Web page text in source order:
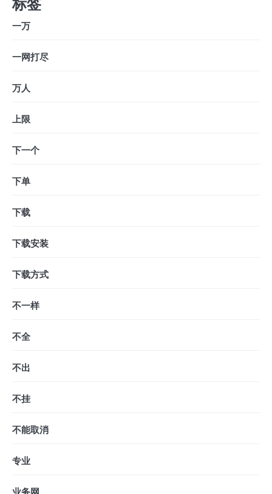
标签
一万
一网打尽
万人
上限
下一个
下单
下载
下载安装
下载方式
不一样
不全
不出
不挂
不能取消
专业
业务网